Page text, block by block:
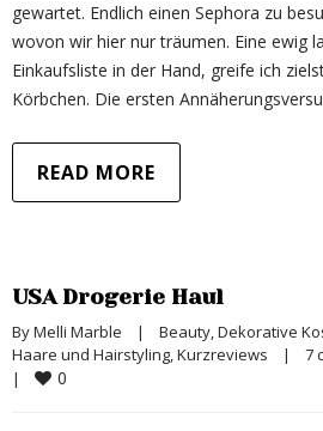
gewartet. Endlich einen Sephora zu
wovon wir hier nur träumen. Eine ewig
Einkaufsliste in der Hand, greife ich
Körbchen. Die ersten
READ MORE
USA Drogerie Haul
By Melli Marble | Beauty, Dekorative
Haare und Hairstyling, Kurzreviews | 7
|
0